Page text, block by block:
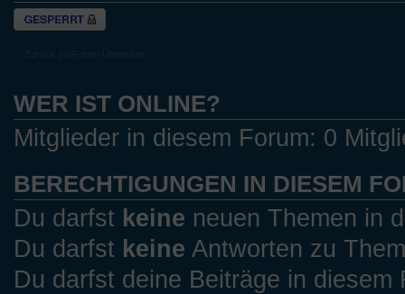
Forum gesperrt
Zurück zu Foren-Übersicht
WER IST ONLINE?
Mitglieder in diesem Forum: 0
BERECHTIGUNGEN IN DIESEM
Du darfst keine neuen Themen in
Du darfst keine Antworten zu
Du darfst deine Beiträge in diesem